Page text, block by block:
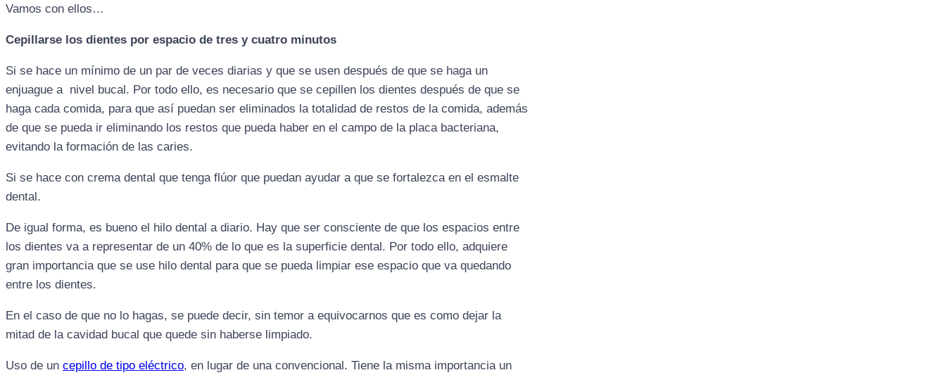
Vamos con ellos…
Cepillarse los dientes por espacio de tres y cuatro minutos
Si se hace un mínimo de un par de veces diarias y que se usen después de que se haga un
enjuague a nivel bucal. Por todo ello, es necesario que se cepillen los dientes después de que se
haga cada comida, para que así puedan ser eliminados la totalidad de restos de la comida, además
de que se pueda ir eliminando los restos que pueda haber en el campo de la placa bacteriana,
evitando la formación de las caries.
Si se hace con crema dental que tenga flúor que puedan ayudar a que se fortalezca en el esmalte
dental.
De igual forma, es bueno el hilo dental a diario. Hay que ser consciente de que los espacios entre
los dientes va a representar de un 40% de lo que es la superficie dental. Por todo ello, adquiere
gran importancia que se use hilo dental para que se pueda limpiar ese espacio que va quedando
entre los dientes.
En el caso de que no lo hagas, se puede decir, sin temor a equivocarnos que es como dejar la
mitad de la cavidad bucal que quede sin haberse limpiado.
Uso de un cepillo de tipo eléctrico, en lugar de una convencional. Tiene la misma importancia un